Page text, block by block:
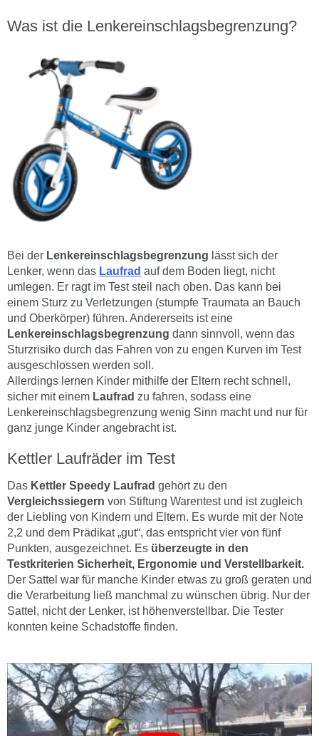
Was ist die Lenkereinschlagsbegrenzung?
Bei der Lenkereinschlagsbegrenzung lässt sich der
Lenker, wenn das Laufrad auf dem Boden liegt, nicht
umlegen. Er ragt im Test steil nach oben. Das kann bei
einem Sturz zu Verletzungen (stumpfe Traumata an Bauch
und Oberkörper) führen. Andererseits ist eine
Lenkereinschlagsbegrenzung dann sinnvoll, wenn das
Sturzrisiko durch das Fahren von zu engen Kurven im Test
ausgeschlossen werden soll.
Allerdings lernen Kinder mithilfe der Eltern recht schnell,
sicher mit einem Laufrad zu fahren, sodass eine
Lenkereinschlagsbegrenzung wenig Sinn macht und nur für
ganz junge Kinder angebracht ist.
Kettler Laufräder im Test
Das Kettler Speedy Laufrad gehört zu den
Vergleichssiegern von Stiftung Warentest und ist zugleich
der Liebling von Kindern und Eltern. Es wurde mit der Note
2,2 und dem Prädikat „gut“, das entspricht vier von fünf
Punkten, ausgezeichnet. Es überzeugte in den
Testkriterien Sicherheit, Ergonomie und Verstellbarkeit.
Der Sattel war für manche Kinder etwas zu groß geraten und
die Verarbeitung ließ manchmal zu wünschen übrig. Nur der
Sattel, nicht der Lenker, ist höhenverstellbar. Die Tester
konnten keine Schadstoffe finden.